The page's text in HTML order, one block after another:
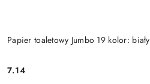
Papier toaletowy Jumbo 19 kolor: biały
Cena:
7.14